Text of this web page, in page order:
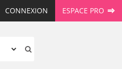
CONNEXION ESPACE PRO